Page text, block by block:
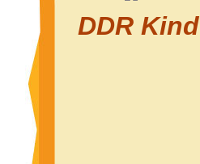
DDR